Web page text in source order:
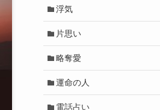
浮気
片思い
略奪愛
運命の人
電話占い